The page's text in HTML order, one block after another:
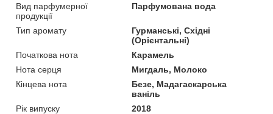
Вид парфумерної
продукції
Парфумована вода
Тип аромату
Гурманські, Східні
(Орієнтальні)
Початкова нота
Карамель
Нота серця
Мигдаль, Молоко
Кінцева нота
Безе, Мадагаскарська
ваніль
Рік випуску
2018